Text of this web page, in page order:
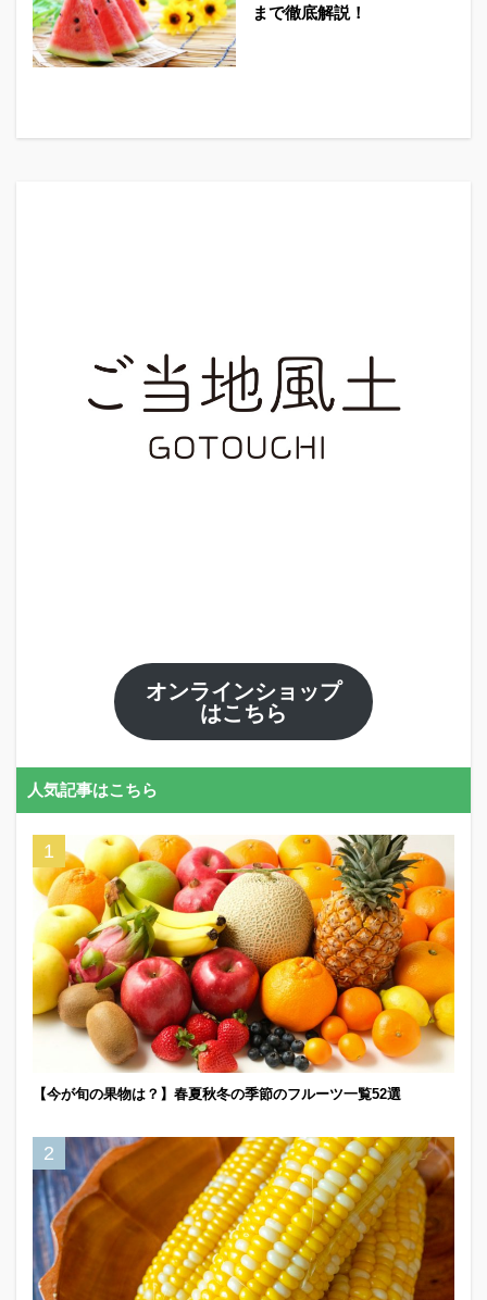
まで徹底解説！
オンラインショップ
はこちら
人気記事はこちら
【今が旬の果物は？】春夏秋冬の季節のフルーツ一覧52選